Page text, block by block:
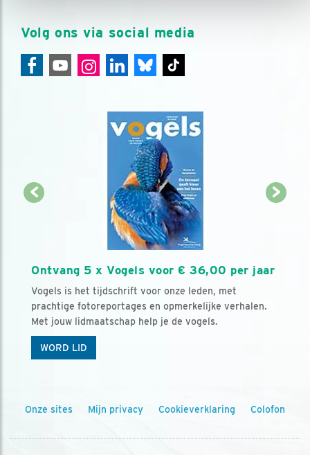
Volg ons via social media
Ontvang 5 x Vogels voor € 36,00 per jaar
Vogels is het tijdschrift voor onze leden, met
prachtige fotoreportages en opmerkelijke verhalen.
Met jouw lidmaatschap help je de vogels.
WORD LID
Onze sites Mijn privacy Cookieverklaring Colofon